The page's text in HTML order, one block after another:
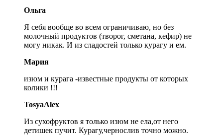
Ольга
Я себя вообще во всем ограничиваю, но без
молочный продуктов (творог, сметана, кефир) не
могу никак. И из сладостей только курагу и ем.
Мария
изюм и курага -известные продукты от которых
колики !!!
TosyaAlex
Из сухофруктов я только изюм не ела,от него
детишек пучит. Курагу,чернослив точно можно.